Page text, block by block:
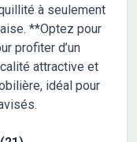
à seulement
**Optez pour
profiter d’un
attractive et
idéal pour